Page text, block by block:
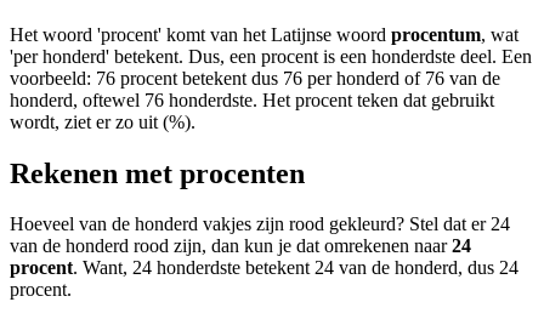
Het woord 'procent' komt van het Latijnse woord procentum, wat
'per honderd' betekent. Dus, een procent is een honderdste deel. Een
voorbeeld: 76 procent betekent dus 76 per honderd of 76 van de
honderd, oftewel 76 honderdste. Het procent teken dat gebruikt
wordt, ziet er zo uit (%).
Rekenen met procenten
Hoeveel van de honderd vakjes zijn rood gekleurd? Stel dat er 24
van de honderd rood zijn, dan kun je dat omrekenen naar24
procent. Want, 24 honderdste betekent 24 van de honderd, dus 24
procent.